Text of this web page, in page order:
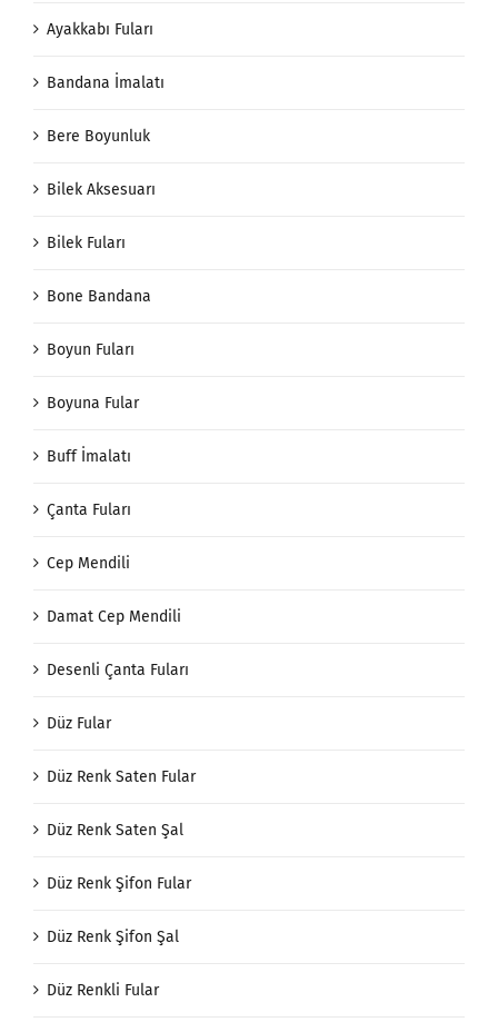
Ayakkabı Fuları
Bandana İmalatı
Bere Boyunluk
Bilek Aksesuarı
Bilek Fuları
Bone Bandana
Boyun Fuları
Boyuna Fular
Buff İmalatı
Çanta Fuları
Cep Mendili
Damat Cep Mendili
Desenli Çanta Fuları
Düz Fular
Düz Renk Saten Fular
Düz Renk Saten Şal
Düz Renk Şifon Fular
Düz Renk Şifon Şal
Düz Renkli Fular